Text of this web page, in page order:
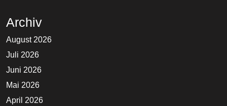
Archiv
August 2026
Juli 2026
Juni 2026
Mai 2026
April 2026